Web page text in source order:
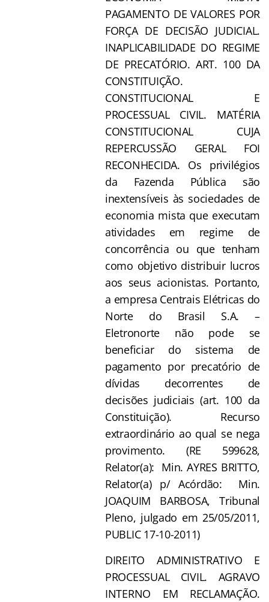
PAGAMENTO DE VALORES POR
FORÇA DE DECISÃO JUDICIAL.
INAPLICABILIDADE DO REGIME
DE PRECATÓRIO. ART. 100 DA
CONSTITUIÇÃO.
CONSTITUCIONAL E
PROCESSUAL CIVIL. MATÉRIA
CONSTITUCIONAL CUJA
REPERCUSSÃO GERAL FOI
RECONHECIDA. Os privilégios
da Fazenda Pública são
inextensíveis às sociedades de
economia mista que executam
atividades em regime de
concorrência ou que tenham
como objetivo distribuir lucros
aos seus acionistas. Portanto,
a empresa Centrais Elétricas do
Norte do Brasil S.A. –
Eletronorte não pode se
beneficiar do sistema de
pagamento por precatório de
dívidas decorrentes de
decisões judiciais (art. 100 da
Constituição). Recurso
extraordinário ao qual se nega
provimento. (RE 599628,
Relator(a): Min. AYRES BRITTO,
Relator(a) p/ Acórdão: Min.
JOAQUIM BARBOSA, Tribunal
Pleno, julgado em 25/05/2011,
PUBLIC 17-10-2011)
DIREITO ADMINISTRATIVO E
PROCESSUAL CIVIL. AGRAVO
INTERNO EM RECLAMAÇÃO.